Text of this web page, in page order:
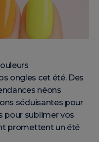
ongles cet été. Des
néons
séduisantes pour
pour sublimer vos
promettent un été